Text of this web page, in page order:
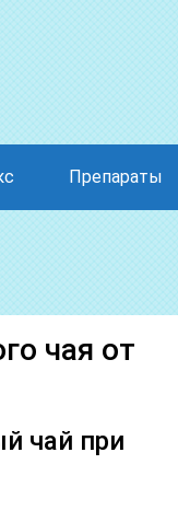
Препараты
чая от
чай при